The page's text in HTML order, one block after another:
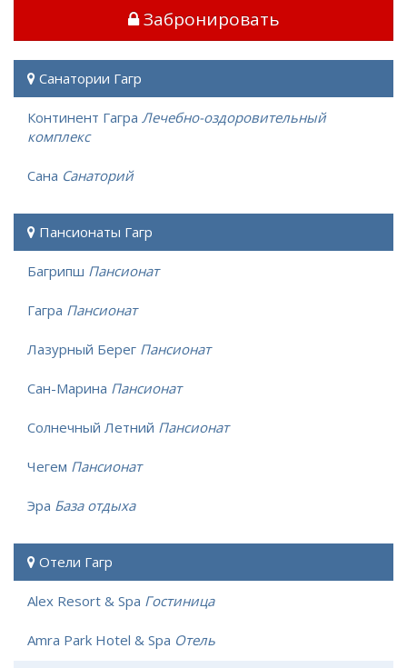
Забронировать
Санатории Гагр
Континент Гагра Лечебно-оздоровительный
комплекс
Сана Санаторий
Пансионаты Гагр
Багрипш Пансионат
Гагра Пансионат
Лазурный Берег Пансионат
Сан-Марина Пансионат
Солнечный Летний Пансионат
Чегем Пансионат
Эра База отдыха
Отели Гагр
Alex Resort & Spa Гостиница
Amra Park Hotel & Spa Отель